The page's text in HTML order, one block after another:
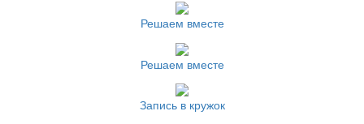
Решаем вместе
Решаем вместе
Запись в кружок